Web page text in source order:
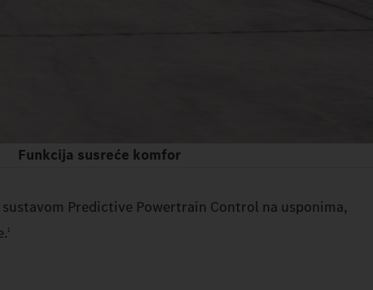
Funkcija susreće komfor
Predictive Powertrain Control na usponima,
1